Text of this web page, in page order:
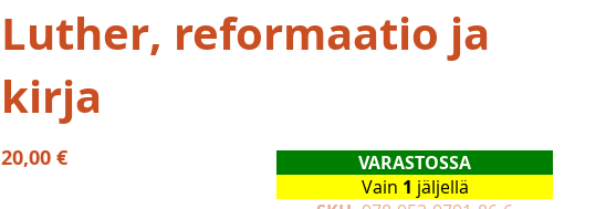
Luther, reformaatio ja
kirja
20,00 €
VARASTOSSA
Vain 1 jäljellä